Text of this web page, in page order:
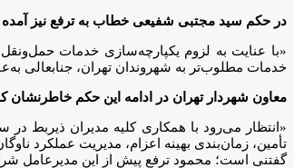
در حکم سید مجتبی شفیعی خطاب به ترفع نیز
«با عنایت به لزوم یکپارچه‌سازی خدمات
خدمات مطلوب‌تر به شهروندان تهران، جنابعالی
معاون شهردار تهران در ادامه این حکم خاطرنشان
«انتظار می‌رود با همکاری کلیه مدیران ذیربط
تأمین، زمان‌بندی بهینه اعزام، مدیریت عملکرد
گفتنی است؛ محمود ترفع پیش از این مدیرعامل